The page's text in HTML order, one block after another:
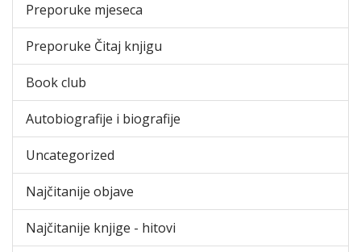
Preporuke mjeseca
Preporuke Čitaj knjigu
Book club
Autobiografije i biografije
Uncategorized
Najčitanije objave
Najčitanije knjige - hitovi